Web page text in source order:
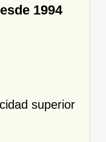
1994
superior